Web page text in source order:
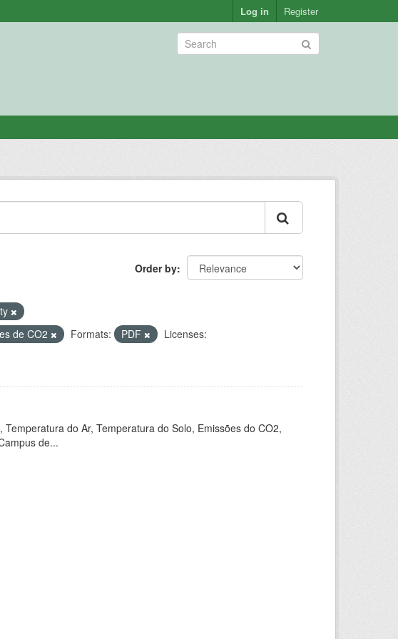
Log in Register
Order by
de CO2 Formats: PDF
Licenses:
do Ar, Temperatura do Solo, Emissões do CO2,
de...